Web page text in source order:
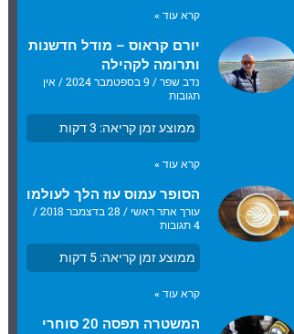
קרא עוד »
יורם קראוס – מודל חדשנות
ותרומה לקהילה
נדב שפר 9 בספטמבר 2024
אין
תגובות
ממוצע זמן קריאה: 3דקות
קרא עוד »
הסופר עמוס עוז הלך לעולמו
עורך אתר ראשי 28 בדצמבר 2018
4 תגובות
ממוצע זמן קריאה: 5 דקות
קרא עוד »
המשטרה תפסה 20 סוחרי